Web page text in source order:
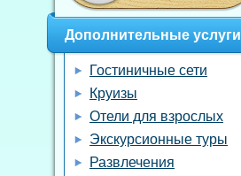
Дополнительные услуги
Гостиничные сети
Круизы
Отели для взрослых
Экскурсионные туры
Развлечения